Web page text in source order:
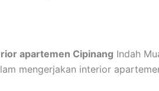
apartemen Cipinang Indah
mengerjakan interior